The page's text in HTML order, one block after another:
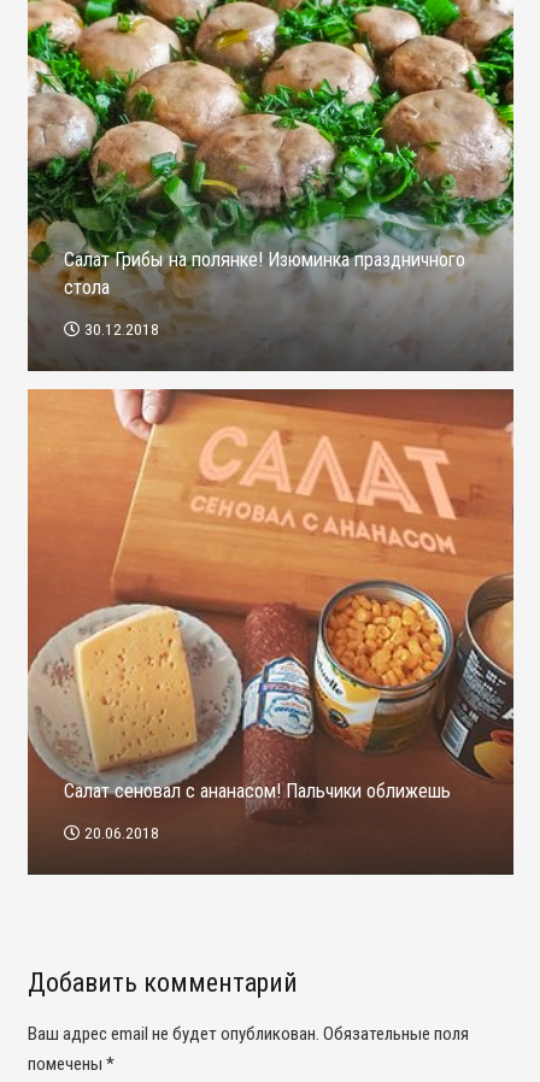
Салат Грибы на полянке! Изюминка праздничного
стола
30.12.2018
Салат сеновал с ананасом! Пальчики оближешь
20.06.2018
Добавить комментарий
Ваш адрес email не будет опубликован. Обязательные поля
помечены *